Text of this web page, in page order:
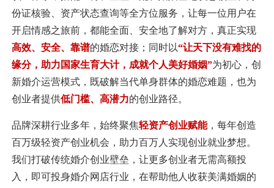
份证核验、资产状态查询等全方位服务，让每一位用户在
开启情感之旅前，都能全面、安全地了解对方，真正实现
高效、安全、靠谱的婚恋对接；同时以“让天下没有难找的
缘分，助力国家生育大计，成就个人美好婚姻”为初心，创
新婚介运营模式，既破解当代单身群体的婚恋难题，也为
创业者提供低门槛、高潜力的创业路径。
品牌深耕行业多年，始终聚焦轻资产创业赋能，每年创造
百万级轻资产创业机会，助力百万人实现创业就业梦想。
我们打破传统婚介创业壁垒，让更多创业者无需高额投
入，即可投身婚介网店行业，在帮助他人收获美满婚姻的